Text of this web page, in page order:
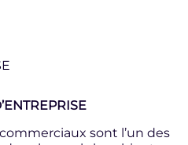
sont l’un des